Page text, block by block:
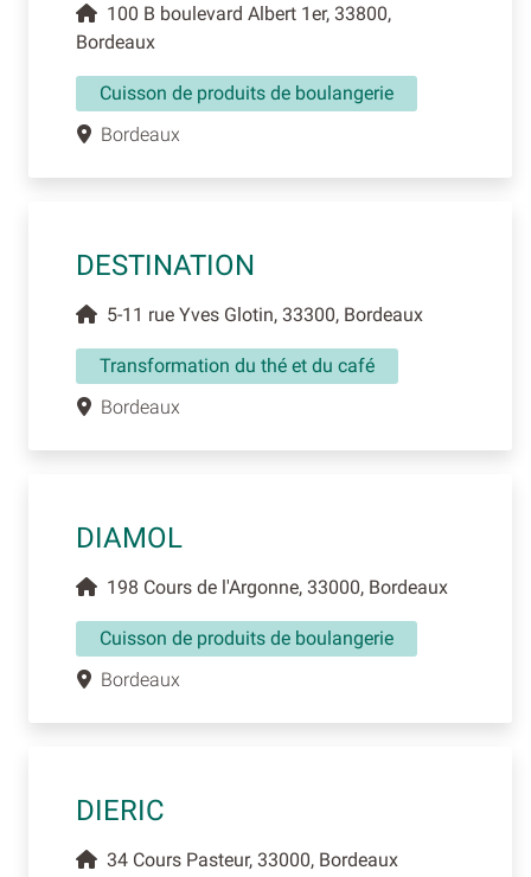
100 B boulevard Albert 1er, 33800,
Bordeaux
Cuisson de produits de boulangerie
Bordeaux
DESTINATION
5-11 rue Yves Glotin, 33300, Bordeaux
Transformation du thé et du café
Bordeaux
DIAMOL
198 Cours de l'Argonne, 33000, Bordeaux
Cuisson de produits de boulangerie
Bordeaux
DIERIC
34 Cours Pasteur, 33000, Bordeaux